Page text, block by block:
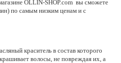
OLLIN-SHOP.com вы сможете
по самым низким ценам и с
краситель в состав которого
волосы, не повреждая их, а